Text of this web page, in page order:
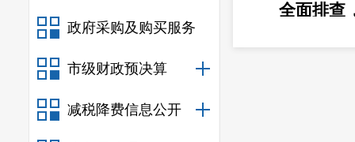
政府采购及购买服务
市级财政预决算
减税降费信息公开
全面排查